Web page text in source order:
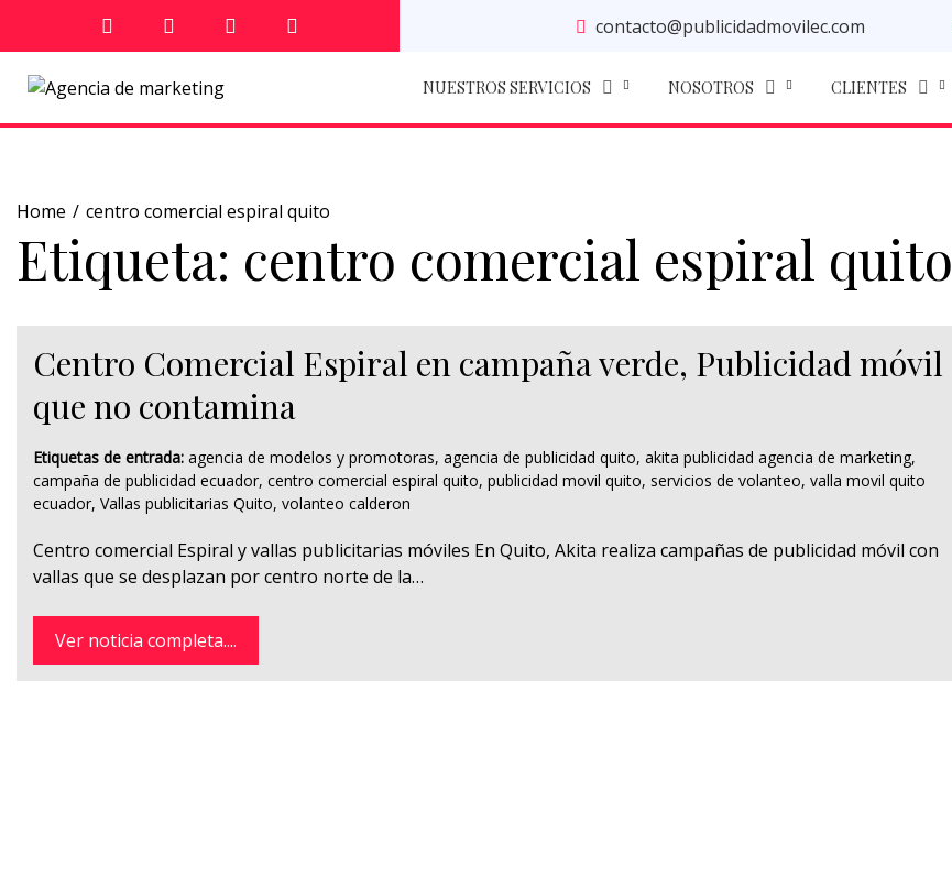
contacto@publicidadmovilec.com
NUESTROS SERVICIOS NOSOTROS CLIENTES
Home centro comercial espiral quito
Etiqueta: centro comercial espiral quito
Centro Comercial Espiral en campaña verde, Publicidad móvil
que no contamina
Etiquetas de entrada: agencia de modelos y promotoras, agencia de publicidad quito, akita publicidad agencia de marketing,
campaña de publicidad ecuador, centro comercial espiral quito, publicidad movil quito, servicios de volanteo, valla movil quito
ecuador, Vallas publicitarias Quito, volanteo calderon
Centro comercial Espiral y vallas publicitarias móviles En Quito, Akita realiza campañas de publicidad móvil con
vallas que se desplazan por centro norte de la…
Ver noticia completa....